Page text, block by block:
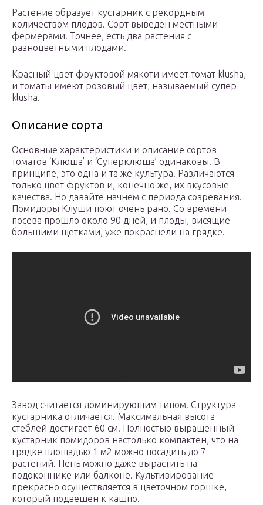
Растение образует кустарник с рекордным
количеством плодов. Сорт выведен местными
фермерами. Точнее, есть два растения с
разноцветными плодами.
Красный цвет фруктовой мякоти имеет томат klusha,
и томаты имеют розовый цвет, называемый супер
klusha.
Описание сорта
Основные характеристики и описание сортов
томатов ‘Клюша’ и ‘Суперклюша’ одинаковы. В
принципе, это одна и та же культура. Различаются
только цвет фруктов и, конечно же, их вкусовые
качества. Но давайте начнем с периода созревания.
Помидоры Клуши поют очень рано. Со времени
посева прошло около 90 дней, и плоды, висящие
большими щетками, уже покраснели на грядке.
Завод считается доминирующим типом. Структура
кустарника отличается. Максимальная высота
стеблей достигает 60 см. Полностью выращенный
кустарник помидоров настолько компактен, что на
грядке площадью 1 м2 можно посадить до 7
растений. Пень можно даже вырастить на
подоконнике или балконе. Культивирование
прекрасно осуществляется в цветочном горшке,
который подвешен к кашпо.